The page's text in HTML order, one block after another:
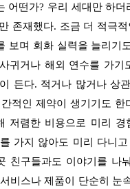
어떤가? 우리 세대만 하
존재했다. 조금 더 적극
보며 회화 실력을 늘리기
귀거나 해외 연수를 가기
든다. 적거나 많거나 상
적인 제약이 생기기도 한
저렴한 비용으로 미리 경
가지 않아도 미리 다니
친구들과도 이야기를 나
비스나 제품이 단순히 눈